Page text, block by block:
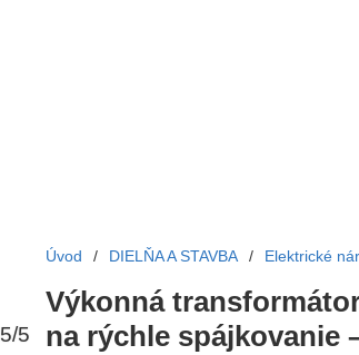
5/5
Úvod / DIELŇA A STAVBA / Elektrické
Výkonná
na rýchle spájkovanie